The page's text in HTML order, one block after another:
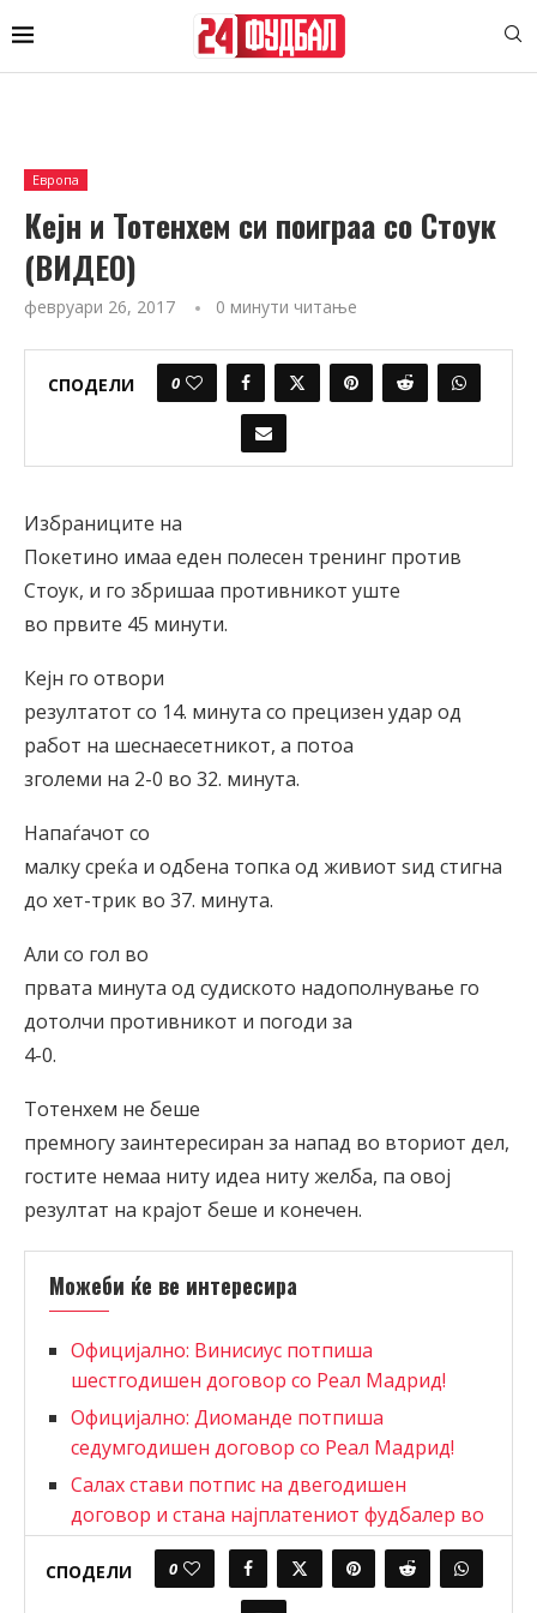
Европа
Кејн и Тотенхем си поиграа со Стоук
(ВИДЕО)
февруари 26, 2017 0 минути читање
СПОДЕЛИ 0
Избраниците на
Покетино имаа еден полесен тренинг против
Стоук, и го збришаа противникот уште
во првите 45 минути.
Кејн го отвори
резултатот со 14. минута со прецизен удар од
работ на шеснаесетникот, а потоа
зголеми на 2-0 во 32. минута.
Напаѓачот со
малку среќа и одбена топка од живиот ѕид стигна
до хет-трик во 37. минута.
Али со гол во
првата минута од судиското надополнување го
дотолчи противникот и погоди за
4-0.
Тотенхем не беше
премногу заинтересиран за напад во вториот дел,
гостите немаа ниту идеа ниту желба, па овој
резултат на крајот беше и конечен.
Можеби ќе ве интересира
Официјално: Винисиус потпиша
шестгодишен договор со Реал Мадрид!
Официјално: Диоманде потпиша
седумгодишен договор со Реал Мадрид!
Салах стави потпис на двегодишен
договор и стана најплатениот фудбалер во
Турција
Готово е, Диоманде патува во Мадрид за
СПОДЕЛИ 0